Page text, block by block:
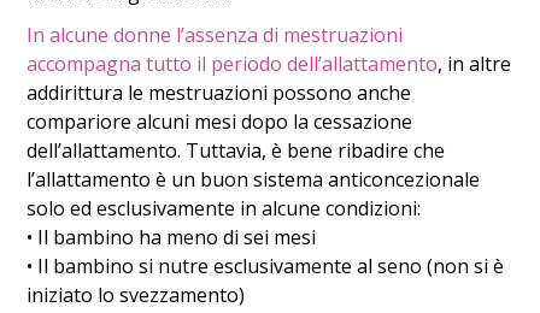
In alcune donne l’assenza di mestruazioni
accompagna tutto il periodo dell’allattamento, in altre
addirittura le mestruazioni possono anche
compariore alcuni mesi dopo la cessazione
dell’allattamento. Tuttavia, è bene ribadire che
l’allattamento è un buon sistema anticoncezionale
solo ed esclusivamente in alcune condizioni:
• Il bambino ha meno di sei mesi
• Il bambino si nutre esclusivamente al seno (non si è
iniziato lo svezzamento)